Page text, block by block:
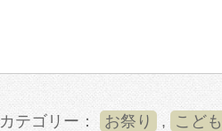
カテゴリー： お祭り , こども